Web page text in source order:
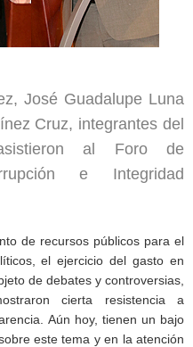
José Guadalupe Luna
Cruz, integrantes del
al Foro de
e Integridad
de recursos públicos para el
el ejercicio del gasto en
de debates y controversias,
cierta resistencia a
Aún hoy, tienen un bajo
este tema y en la atención